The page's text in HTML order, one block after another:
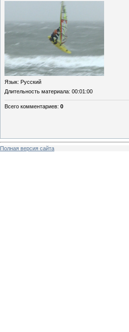
Язык: Русский
Длительность материала: 00:01:00
Всего комментариев: 0
Полная версия сайта